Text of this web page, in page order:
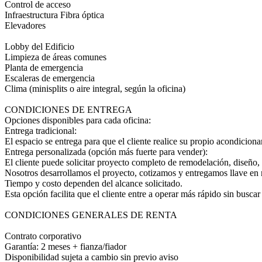
Control de acceso
Infraestructura Fibra óptica
Elevadores
Lobby del Edificio
Limpieza de áreas comunes
Planta de emergencia
Escaleras de emergencia
Clima (minisplits o aire integral, según la oficina)
CONDICIONES DE ENTREGA
Opciones disponibles para cada oficina:
Entrega tradicional:
El espacio se entrega para que el cliente realice su propio
Entrega personalizada (opción más fuerte para vender):
El cliente puede solicitar proyecto completo de remodelación,
Nosotros desarrollamos el proyecto, cotizamos y entregamos llave en
Tiempo y costo dependen del alcance solicitado.
Esta opción facilita que el cliente entre a operar más rápido sin
CONDICIONES GENERALES DE RENTA
Contrato corporativo
Garantía: 2 meses + fianza/fiador
Disponibilidad sujeta a cambio sin previo aviso